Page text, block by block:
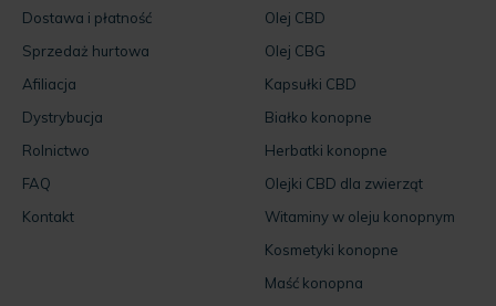
Dostawa i płatność
Sprzedaż hurtowa
Afiliacja
Dystrybucja
Rolnictwo
FAQ
Kontakt
Olej CBD
Olej CBG
Kapsułki CBD
Białko konopne
Herbatki konopne
Olejki CBD dla zwierząt
Witaminy w oleju konopnym
Kosmetyki konopne
Maść konopna